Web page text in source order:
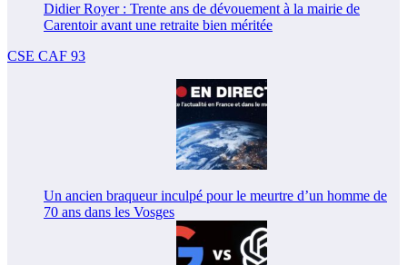
Didier Royer : Trente ans de dévouement à la mairie de
Carentoir avant une retraite bien méritée
CSE CAF 93
Un ancien braqueur inculpé pour le meurtre d’un homme de
70 ans dans les Vosges